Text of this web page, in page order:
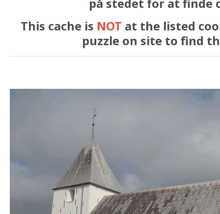
på stedet for at finde
This cache is NOT at the listed
puzzle on site to find